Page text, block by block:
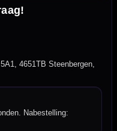
4651TB Steenbergen,
Nabestelling: